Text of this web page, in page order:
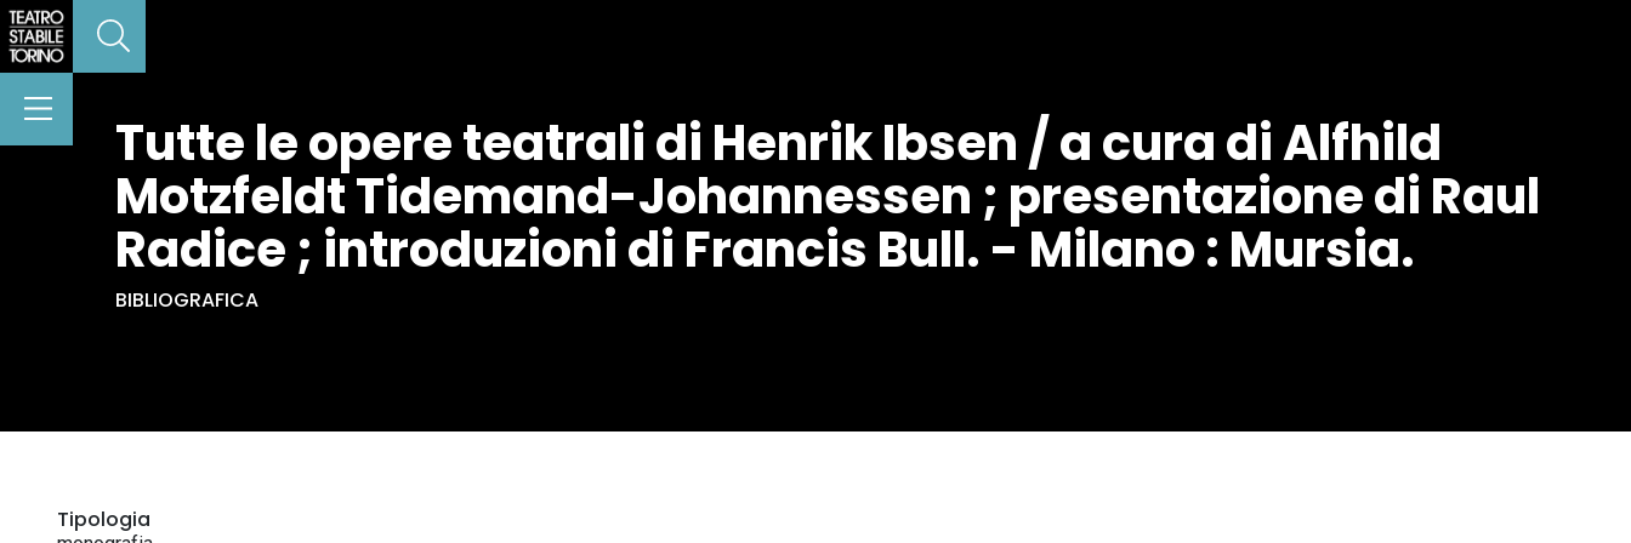
Tutte le opere teatrali di Henrik Ibsen / a cura di Alfhild
Motzfeldt Tidemand-Johannessen ; presentazione di Raul
Radice ; introduzioni di Francis Bull. - Milano : Mursia.
BIBLIOGRAFICA
Tipologia